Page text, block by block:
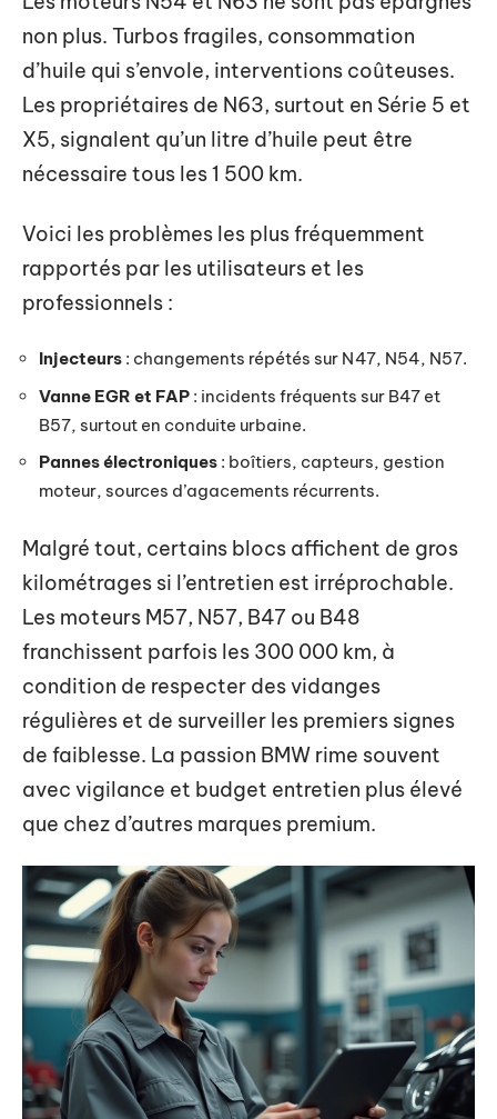
non plus. Turbos fragiles, consommation
d’huile qui s’envole, interventions coûteuses.
Les propriétaires de N63, surtout en Série 5 et
X5, signalent qu’un litre d’huile peut être
nécessaire tous les 1 500 km.
Voici les problèmes les plus fréquemment
rapportés par les utilisateurs et les
professionnels :
Injecteurs : changements répétés sur N47, N54, N57.
Vanne EGR et FAP : incidents fréquents sur B47 et
B57, surtout en conduite urbaine.
Pannes électroniques : boîtiers, capteurs, gestion
moteur, sources d’agacements récurrents.
Malgré tout, certains blocs affichent de gros
kilométrages si l’entretien est irréprochable.
Les moteurs M57, N57, B47 ou B48
franchissent parfois les 300 000 km, à
condition de respecter des vidanges
régulières et de surveiller les premiers signes
de faiblesse. La passion BMW rime souvent
avec vigilance et budget entretien plus élevé
que chez d’autres marques premium.